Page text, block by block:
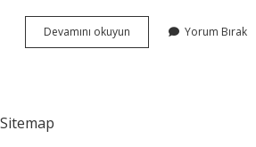
Devamını okuyun
Diş
Yorum Bırak
Sitemap